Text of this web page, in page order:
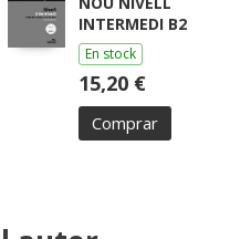
INTERMEDI B2
En stock
15,20 €
Comprar